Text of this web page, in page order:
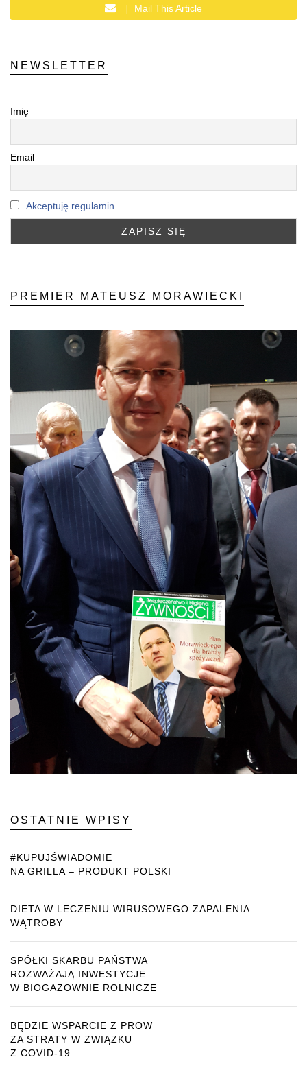
Mail This Article
NEWSLETTER
Imię
Email
Akceptuję regulamin
PREMIER MATEUSZ MORAWIECKI
OSTATNIE WPISY
#KUPUJŚWIADOMIE
NA GRILLA – PRODUKT POLSKI
DIETA W LECZENIU WIRUSOWEGO ZAPALENIA
WĄTROBY
SPÓŁKI SKARBU PAŃSTWA
ROZWAŻAJĄ INWESTYCJE
W BIOGAZOWNIE ROLNICZE
BĘDZIE WSPARCIE Z PROW
ZA STRATY W ZWIĄZKU
Z COVID-19